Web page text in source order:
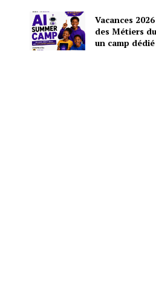
Vacances
des Métiers
un camp dédié